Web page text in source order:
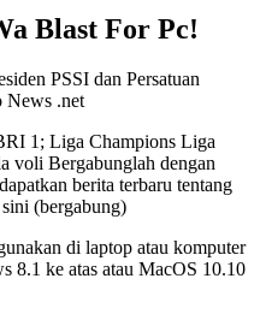
Blast For Pc!
PSSI dan Persatuan
News .net
1; Liga Champions Liga
voli Bergabunglah dengan
berita terbaru tentang
(bergabung)
di laptop atau komputer
8.1 ke atas atau MacOS 10.10